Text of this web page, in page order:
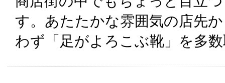
す。あたたかな雰囲気の店先
わず「足がよろこぶ靴」を多